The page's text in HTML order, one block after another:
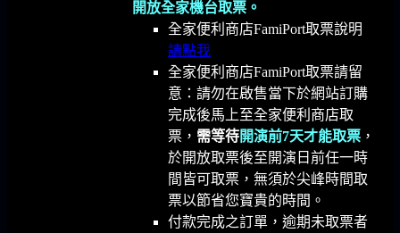
開放全家機台取票。
全家便利商店FamiPort取票說明
請點我
全家便利商店FamiPort取票請留
意：請勿在啟售當下於網站訂購
完成後馬上至全家便利商店取
票， 需等待開演前7天才能取票 ，
於開放取票後至開演日前任一時
間皆可取票，無須於尖峰時間取
票以節省您寶貴的時間。
付款完成之訂單，逾期未取票者